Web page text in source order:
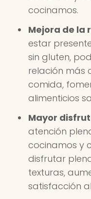
cocinamos.
Mejora de la
estar
sin gluten,
relación más
comida,
alimenticios
Mayor
atención
cocinamos y
disfrutar
texturas,
satisfacción